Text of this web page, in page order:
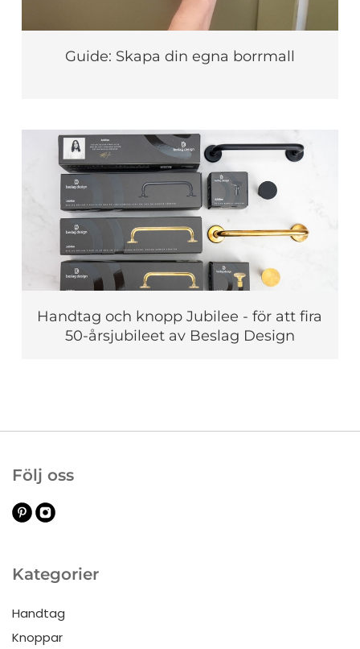
Guide: Skapa din egna borrmall
Handtag och knopp Jubilee - för att fira
50-årsjubileet av Beslag Design
Kategorier
Handtag
Knoppar
Följ oss